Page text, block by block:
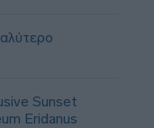
Sunset
Eridanus